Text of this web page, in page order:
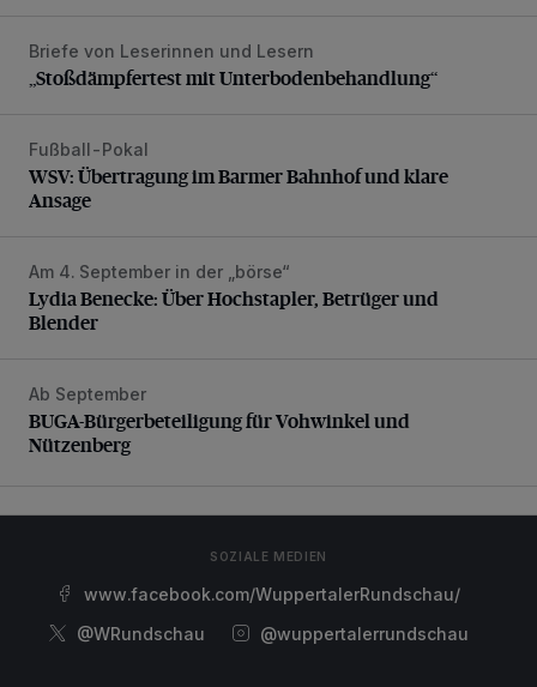
„Stoßdämpfertest mit Unterbodenbehandlung“
Briefe von Leserinnen und Lesern
„Stoßdämpfertest mit Unterbodenbehandlung“
WSV: Übertragung im Barmer Bahnhof und klare Ansage
Fußball-Pokal
WSV: Übertragung im Barmer Bahnhof und klare
Ansage
Lydia Benecke: Über Hochstapler, Betrüger und Blender
Am 4. September in der „börse“
Lydia Benecke: Über Hochstapler, Betrüger und
Blender
BUGA-Bürgerbeteiligung für Vohwinkel und Nützenberg
Ab September
BUGA-Bürgerbeteiligung für Vohwinkel und
Nützenberg
SOZIALE MEDIEN
www.facebook.com/WuppertalerRundschau/
@WRundschau
@wuppertalerrundschau